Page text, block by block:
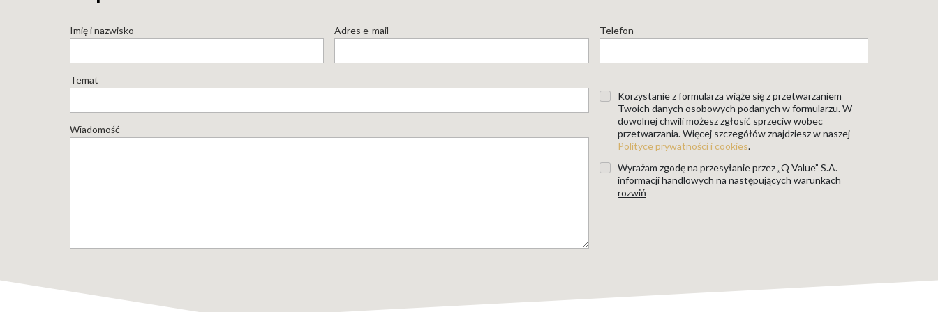
Imię i nazwisko Adres e-mail
Temat
Wiadomość
Telefon
Korzystanie z formularza wiąże się z przetwarzaniem
Twoich danych osobowych podanych w formularzu. W
dowolnej chwili możesz zgłosić sprzeciw wobec
przetwarzania. Więcej szczegółów znajdziesz w naszej
Polityce prywatności i cookies.
Wyrażam zgodę na przesyłanie przez „Q Value” S.A.
informacji handlowych na następujących warunkach